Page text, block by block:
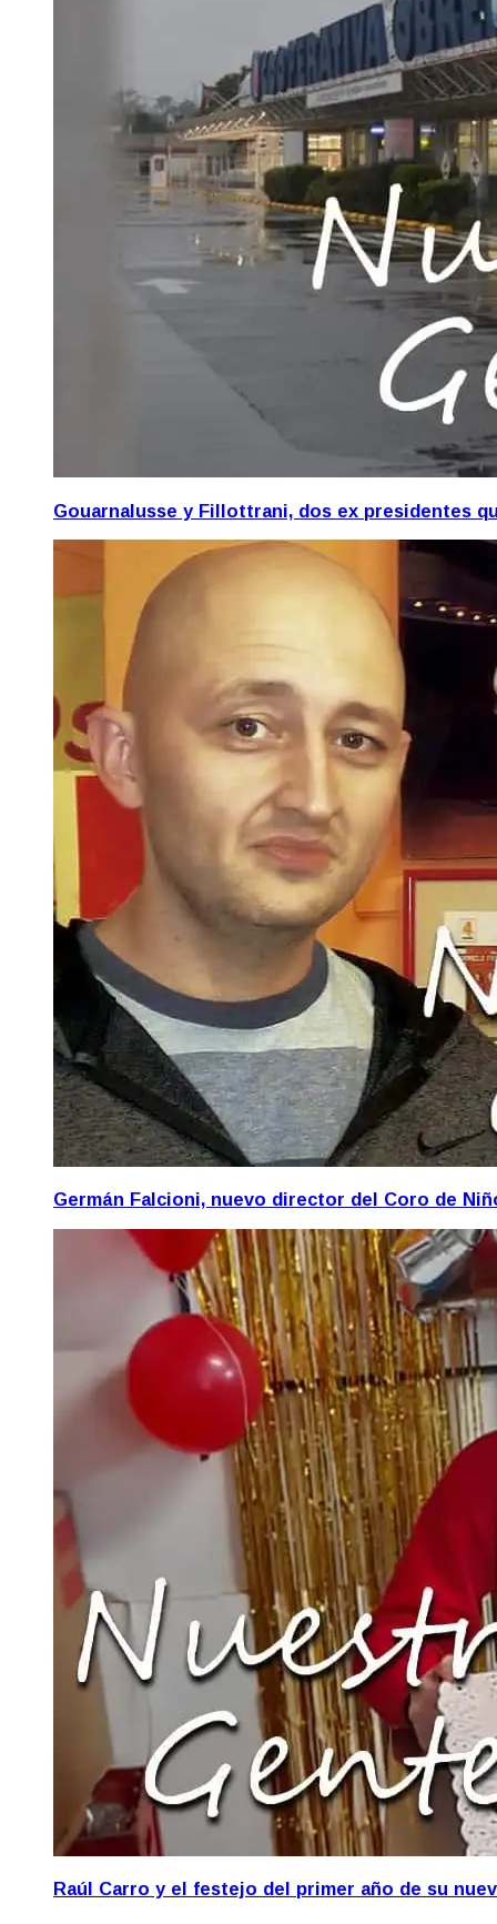
Gouarnalusse y Fillottrani, dos ex presidentes
Germán Falcioni, nuevo director del Coro de
Raúl Carro y el festejo del primer año de su